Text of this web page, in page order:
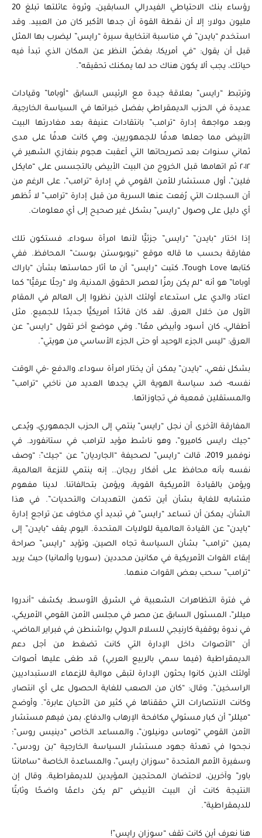
رؤساء بنك الاحتياطي الفيدرالي السابقين، وثروة عائلتها تبلغ 20
مليون دولار؛ إلا أن نقطة القوة أن جدها الأكبر كان من العبيد. وقد
استخدم “بايدن” في مناسبة انتخابية سيرة “رايس” ليضرب بها المثل
قبل أن يقول: “في أمريكا، بغضّ النظر عن المكان الذي تبدأ فيه
حياتك، يجب ألا يكون هناك حد لما يمكنك تحقيقه”.
وترتبط “رايس” بعلاقة جيدة مع الرئيس السابق “أوباما” وقيادات
عديدة في الحزب الديمقراطي بفضل خبراتها في السياسة الخارجية،
وبعد مواجهة إدارة “ترامب” بانتقادات عنيفة بعد مغادرتها البيت
الأبيض مما جعلها هدفًا للجمهوريين، وهي كانت هدفًا على مدى
ثماني سنوات بعد تصريحاتها التي أعقبت هجوم بنغازي الشهير في
٢٠١٢ ثم اتهامها قبل الخروج من البيت الأبيض بالتجسس على “مايكل
فلين”، أول مستشار للأمن القومي في إدارة “ترامب”، على الرغم من
أن السجلات التي رُفعت عنها السرية من قبل إدارة “ترامب” لا تُظهر
أي دليل على وصول “رايس” بشكل غير صحيح إلى أي معلومات.
إذا اختار “بايدن” “رايس” جزئيًّا لأنها امرأة سوداء، فستكون تلك
مفارقة بحسب ما قاله موقع “نيوبوستن بوست” المحافظ. ففي
كتابها Tough Love، كتبت “رايس” أن ما أثار حماستها بشأن “باراك
أوباما” هو أنه “لم يكن رمزًا لعصر الحقوق المدنية، ولا “رجلًا عرقيًّا” كما
اعتاد والدي على استدعاء أولئك الذين نظروا إلى العالم في المقام
الأول من خلال العرق. لقد كان قائدًا أمريكيًّا جديدًا للجميع. مثل
أطفالي، كان أسود وأبيض معًا”. وفي موضع آخر تقول “رايس” عن
العرق: “ليس الجزء الوحيد أو حتى الجزء الأساسي من هويتي”.
بشكل نفعي، “بايدن” يمكن أن يختار امرأة سوداء، والدفع -في الوقت
نفسه- ضد سياسة الهوية التي يجدها العديد من ناخبي “ترامب”
والمستقلين قمعية في تجاوزاتها.
المفارقة الأخرى أن نجل “رايس” ينتمي إلى الحزب الجمهوري، ويُدعى
“جيك رايس كاميرو”، وهو ناشط مؤيد لترامب في ستانفورد. في
نوفمبر 2019، قالت “رايس” لصحيفة “الجارديان” عن “جيك”: “وصف
نفسه بأنه محافظ على أفكار ريجان.. إنه ينتمي للنزعة العالمية،
ويؤمن بالقيادة الأمريكية القوية، ويؤمن بتحالفاتنا. لدينا مفهوم
متشابه للغاية بشأن أين تكمن التهديدات والتحديات”. في هذا
الشأن، يمكن أن تساعد “رايس” في تبديد أي مخاوف عن تراجع إدارة
“بايدن” عن القيادة العالمية للولايات المتحدة. اليوم، يقف “بايدن” إلى
يمين “ترامب” بشأن السياسة تجاه الصين، وتؤيد “رايس” صراحة
إبقاء القوات الأمريكية في مكانين محددين (سوريا وألمانيا) حيث يريد
“ترامب” سحب بعض القوات منهما.
في فترة التظاهرات الشعبية في الشرق الأوسط، يكشف “أندروا
ميللر”، المسئول السابق عن مصر في مجلس الأمن القومي الأمريكي،
في ندوة بوقفية كارنيجي للسلام الدولي بواشنطن في فبراير الماضي،
أن “الأصوات داخل الإدارة التي كانت تضغط من أجل دعم
الديمقراطية (فيما سمي بالربيع العربي) قد طغى عليها أصوات
أولئك الذين كانوا يحثون الإدارة لتبقى موالية للزعماء الاستبداديين
الراسخين”. وقال: “كان من الصعب للغاية الحصول على أي انتصار،
وكانت الانتصارات التي حققناها في كثير من الأحيان عابرة”. وأوضح
“ميللر” أن كبار مسئولي مكافحة الإرهاب والدفاع، بمن فيهم مستشار
الأمن القومي “توماس دونيلون”، والمساعد الخاص “دينيس روس”؛
نجحوا في تهدئة جهود مستشار السياسة الخارجية “بن رودس”،
وسفيرة الأمم المتحدة “سوزان رايس”، والمساعدة الخاصة “سامانثا
باور” وآخرين، لاحتضان المحتجين المؤيدين للديمقراطية. وقال إن
النتيجة كانت أن البيت الأبيض “لم يكن داعمًا واضحًا وثابتًا
للديمقراطية”.
هنا نعرف أين كانت تقف “سوزان رايس”!